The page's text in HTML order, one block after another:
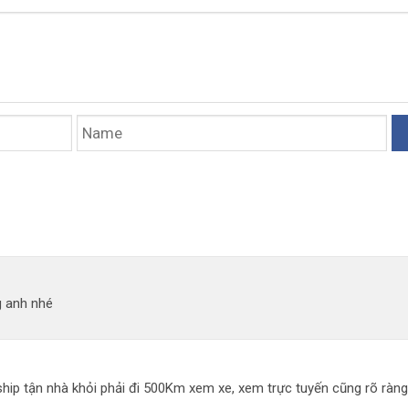
anh nhé
tận nhà khỏi phải đi 500Km xem xe, xem trực tuyến cũng rõ ràng